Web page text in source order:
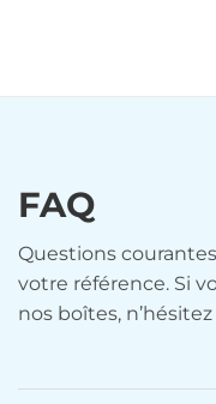
FAQ
Questions
votre référence. Si
nos boîtes,